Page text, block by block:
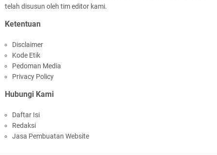
Asmar: Kunci Perkuat Ketahanan Pangan
Daerah Kepulauan
HUT IBI Ke-75, Bupati Asmar: Bidan Garda
telah disusun oleh tim editor kami.
Ketentuan
Disclaimer
Kode Etik
Pedoman Media
Privacy Policy
Hubungi Kami
Daftar Isi
Redaksi
Jasa Pembuatan Website